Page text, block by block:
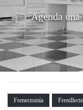
Agenda una
Frenectomía